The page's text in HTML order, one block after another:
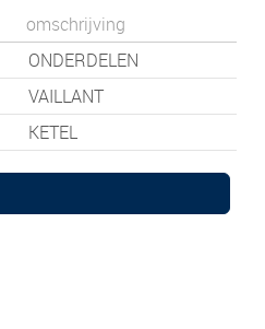
omschrijving
ONDERDELEN
VAILLANT
KETEL